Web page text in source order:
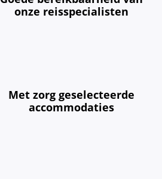
onze reisspecialisten
Met zorg geselecteerde
accommodaties